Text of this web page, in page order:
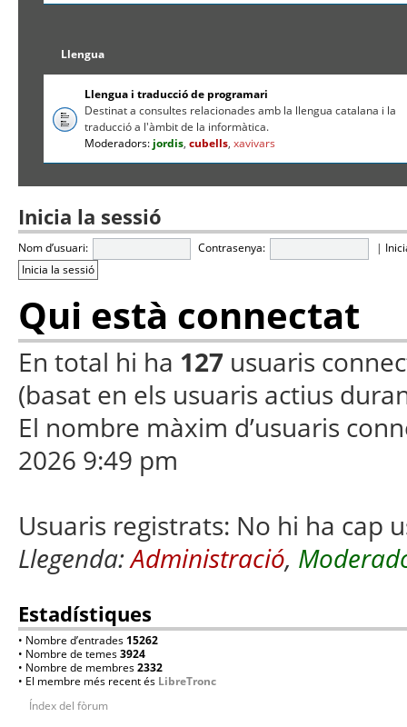
Llengua
Llengua i traducció de programari
Destinat a consultes relacionades amb la llengua catalana i la
traducció a l'àmbit de la informàtica.
Moderadors: jordis,cubells,xavivars
Inicia la sessió
Nom d’usuari: Contrasenya: |
Qui està connectat
En total hi ha 127 usuaris
(basat en els usuaris actius
El nombre màxim d’usuaris
2026 9:49 pm
Usuaris registrats: No hi ha cap
Llegenda:Administració,
Estadístiques
• Nombre d’entrades 15262
• Nombre de temes3924
• Nombre de membres2332
• El membre més recent és LibreTronc
Índex del fòrum